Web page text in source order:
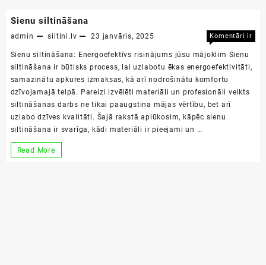
Sienu siltināšana
admin siltini.lv 23 janvāris, 2025
Komentāri ir
Sienu siltināšana: Energoefektīvs risinājums jūsu mājoklim Sienu
siltināšana ir būtisks process, lai uzlabotu ēkas energoefektivitāti,
samazinātu apkures izmaksas, kā arī nodrošinātu komfortu
dzīvojamajā telpā. Pareizi izvēlēti materiāli un profesionāli veikts
siltināšanas darbs ne tikai paaugstina mājas vērtību, bet arī
uzlabo dzīves kvalitāti. Šajā rakstā aplūkosim, kāpēc sienu
siltināšana ir svarīga, kādi materiāli ir pieejami un …
Sienu
Read More